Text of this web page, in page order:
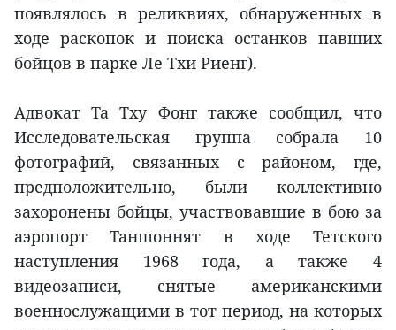
появлялось в реликвиях, обнаруженных в
ходе раскопок и поиска останков павших
бойцов в парке Ле Тхи Риенг).
Адвокат Та Тху Фонг также сообщил, что
Исследовательская группа собрала 10
фотографий, связанных с районом, где,
предположительно, были коллективно
захоронены бойцы, участвовавшие в бою за
аэропорт Таншоннят в ходе Тетского
наступления 1968 года, а также 4
видеозаписи, снятые американскими
военнослужащими в тот период, на которых